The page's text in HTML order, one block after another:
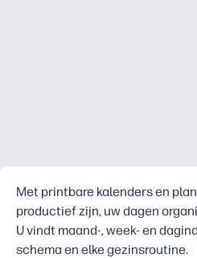
Met printbare kalenders en
productief zijn, uw dagen
U vindt maand-, week- en
schema en elke gezinsroutine.